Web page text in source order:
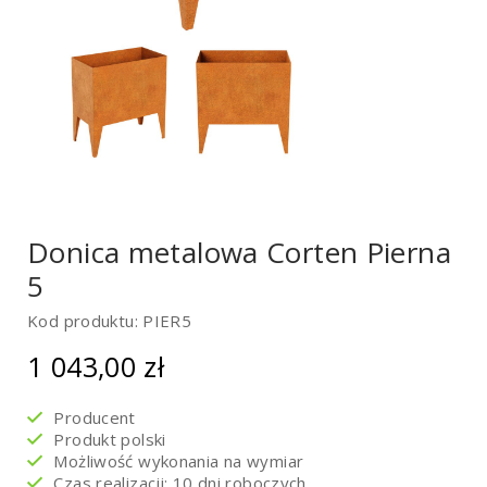
Donica metalowa Corten Pierna
5
Kod produktu: PIER5
1 043,00 zł
Producent
Produkt polski
Możliwość wykonania na wymiar
Czas realizacji: 10 dni roboczych